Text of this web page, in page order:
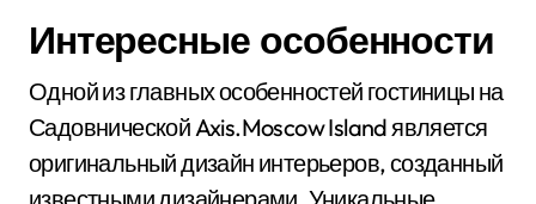
Интересные особенности
Одной из главных особенностей гостиницы на
Садовнической Axis.Moscow Island является
оригинальный дизайн интерьеров, созданный